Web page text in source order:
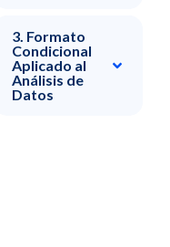
3. Formato
Condicional
Aplicado al
Análisis de
Datos